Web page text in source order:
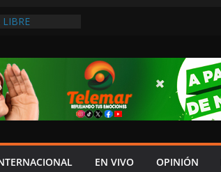
LIBRE
QUE
COSTERA;
EN VIVO OPINIÓN